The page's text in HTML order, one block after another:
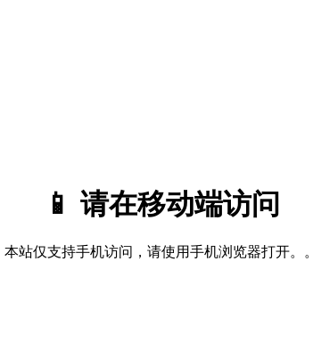
📱 请在移动端访问
本站仅支持手机访问，请使用手机浏览器打开。。